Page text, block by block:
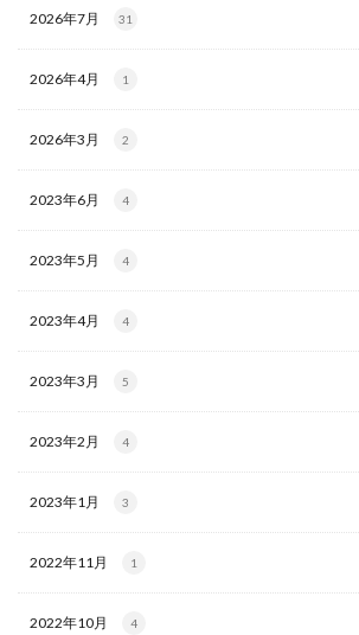
2026年7月 31
2026年4月 1
2026年3月 2
2023年6月 4
2023年5月 4
2023年4月 4
2023年3月 5
2023年2月 4
2023年1月 3
2022年11月 1
2022年10月 4